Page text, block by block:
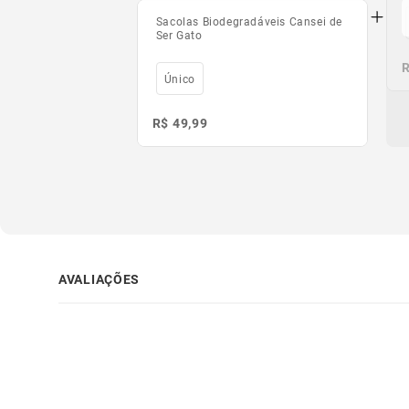
Sacolas Biodegradáveis Cansei de
Ser Gato
Único
R$ 49,99
AVALIAÇÕES